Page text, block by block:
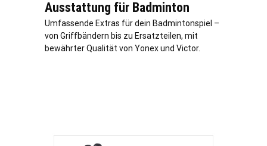
Ausstattung für Badminton
Umfassende Extras für dein Badmintonspiel –
von Griffbändern bis zu Ersatzteilen, mit
bewährter Qualität von Yonex und Victor.